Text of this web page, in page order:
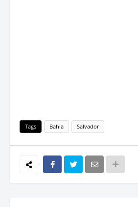
Tags Bahia Salvador